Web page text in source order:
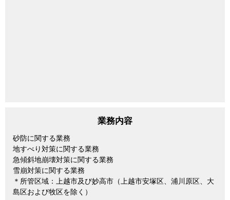
業務内容
砂防に関する業務
地すべり対策に関する業務
急傾斜地崩壊対策に関する業務
雪崩対策に関する業務
＊所管区域：上越市及び妙高市（上越市安塚区、浦川原区、大
島区および牧区を除く）